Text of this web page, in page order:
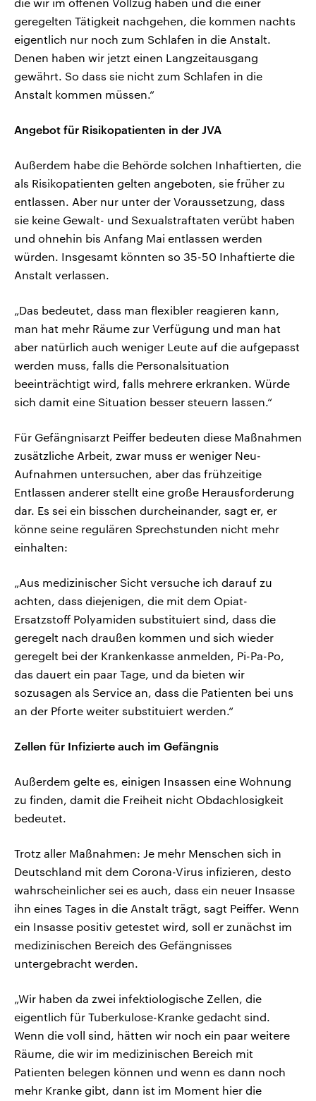
die wir im offenen Vollzug haben und die einer
geregelten Tätigkeit nachgehen, die kommen nachts
eigentlich nur noch zum Schlafen in die Anstalt.
Denen haben wir jetzt einen Langzeitausgang
gewährt. So dass sie nicht zum Schlafen in die
Anstalt kommen müssen.“
Angebot für Risikopatienten in der JVA
Außerdem habe die Behörde solchen Inhaftierten, die
als Risikopatienten gelten angeboten, sie früher zu
entlassen. Aber nur unter der Voraussetzung, dass
sie keine Gewalt- und Sexualstraftaten verübt haben
und ohnehin bis Anfang Mai entlassen werden
würden. Insgesamt könnten so 35-50 Inhaftierte die
Anstalt verlassen.
„Das bedeutet, dass man flexibler reagieren kann,
man hat mehr Räume zur Verfügung und man hat
aber natürlich auch weniger Leute auf die aufgepasst
werden muss, falls die Personalsituation
beeinträchtigt wird, falls mehrere erkranken. Würde
sich damit eine Situation besser steuern lassen.“
Für Gefängnisarzt Peiffer bedeuten diese Maßnahmen
zusätzliche Arbeit, zwar muss er weniger Neu-
Aufnahmen untersuchen, aber das frühzeitige
Entlassen anderer stellt eine große Herausforderung
dar. Es sei ein bisschen durcheinander, sagt er, er
könne seine regulären Sprechstunden nicht mehr
einhalten:
„Aus medizinischer Sicht versuche ich darauf zu
achten, dass diejenigen, die mit dem Opiat-
Ersatzstoff Polyamiden substituiert sind, dass die
geregelt nach draußen kommen und sich wieder
geregelt bei der Krankenkasse anmelden, Pi-Pa-Po,
das dauert ein paar Tage, und da bieten wir
sozusagen als Service an, dass die Patienten bei uns
an der Pforte weiter substituiert werden.“
Zellen für Infizierte auch im Gefängnis
Außerdem gelte es, einigen Insassen eine Wohnung
zu finden, damit die Freiheit nicht Obdachlosigkeit
bedeutet.
Trotz aller Maßnahmen: Je mehr Menschen sich in
Deutschland mit dem Corona-Virus infizieren, desto
wahrscheinlicher sei es auch, dass ein neuer Insasse
ihn eines Tages in die Anstalt trägt, sagt Peiffer. Wenn
ein Insasse positiv getestet wird, soll er zunächst im
medizinischen Bereich des Gefängnisses
untergebracht werden.
„Wir haben da zwei infektiologische Zellen, die
eigentlich für Tuberkulose-Kranke gedacht sind.
Wenn die voll sind, hätten wir noch ein paar weitere
Räume, die wir im medizinischen Bereich mit
Patienten belegen können und wenn es dann noch
mehr Kranke gibt, dann ist im Moment hier die